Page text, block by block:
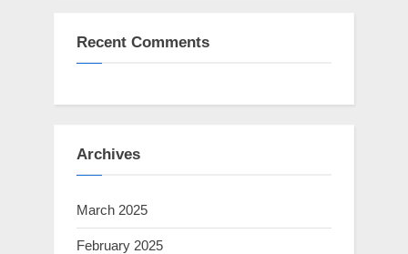
Recent Comments
Archives
March 2025
February 2025